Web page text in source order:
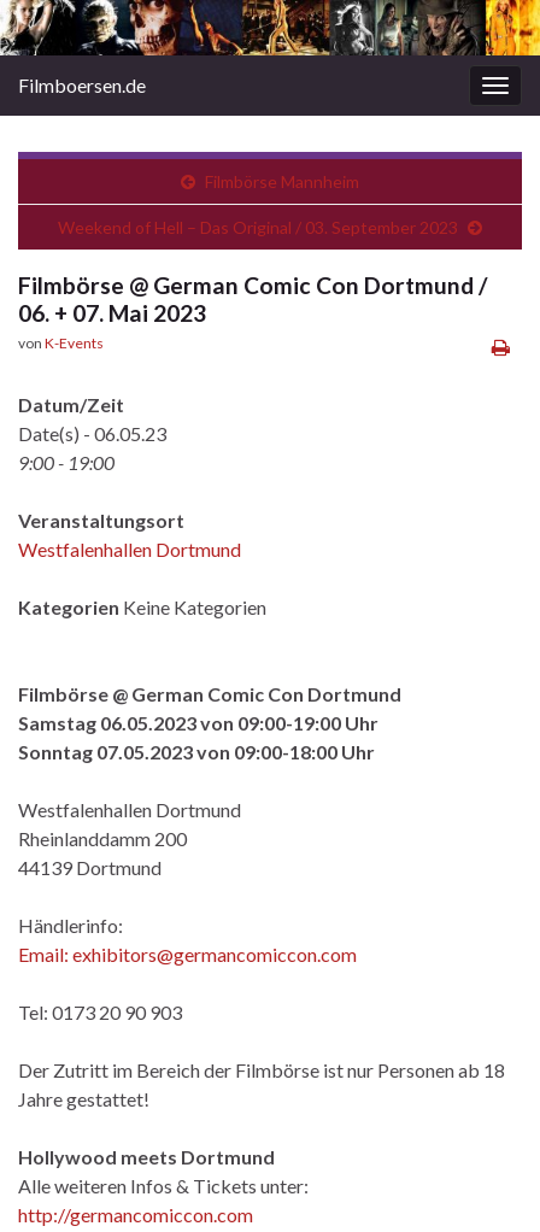
Filmboersen.de
Filmbörse Mannheim
Weekend of Hell – Das Original / 03. September 2023
Filmbörse @ German Comic Con Dortmund /
06. + 07. Mai 2023
von K-Events
Datum/Zeit
Date(s) - 06.05.23
9:00 - 19:00
Veranstaltungsort
Westfalenhallen Dortmund
Kategorien Keine Kategorien
Filmbörse @ German Comic Con Dortmund
Samstag 06.05.2023 von 09:00-19:00 Uhr
Sonntag 07.05.2023 von 09:00-18:00 Uhr
Westfalenhallen Dortmund
Rheinlanddamm 200
44139 Dortmund
Händlerinfo:
Email: exhibitors@germancomiccon.com
Tel: 0173 20 90 903
Der Zutritt im Bereich der Filmbörse ist nur Personen ab 18
Jahre gestattet!
Hollywood meets Dortmund
Alle weiteren Infos & Tickets unter:
http://germancomiccon.com